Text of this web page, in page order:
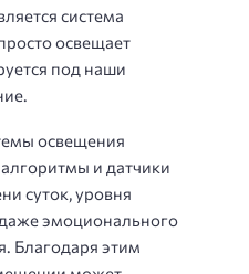
система
освещает
под наши
освещения
и датчики
суток, уровня
эмоционального
Благодаря этим